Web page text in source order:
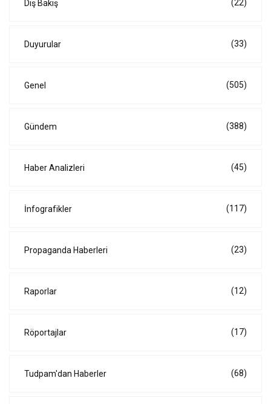
Dış Bakış (22)
Duyurular (33)
Genel (505)
Gündem (388)
Haber Analizleri (45)
İnfografikler (117)
Propaganda Haberleri (23)
Raporlar (12)
Röportajlar (17)
Tudpam'dan Haberler (68)